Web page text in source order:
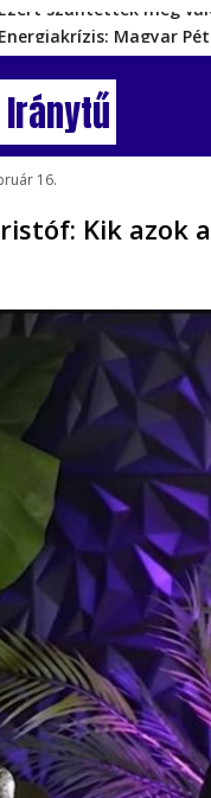
Energiakrízis: Magyar
spanyol enklávét
Bence: Magyar
Péter rendkívüli
szüntették meg
Iránytű
16.
Kik azok